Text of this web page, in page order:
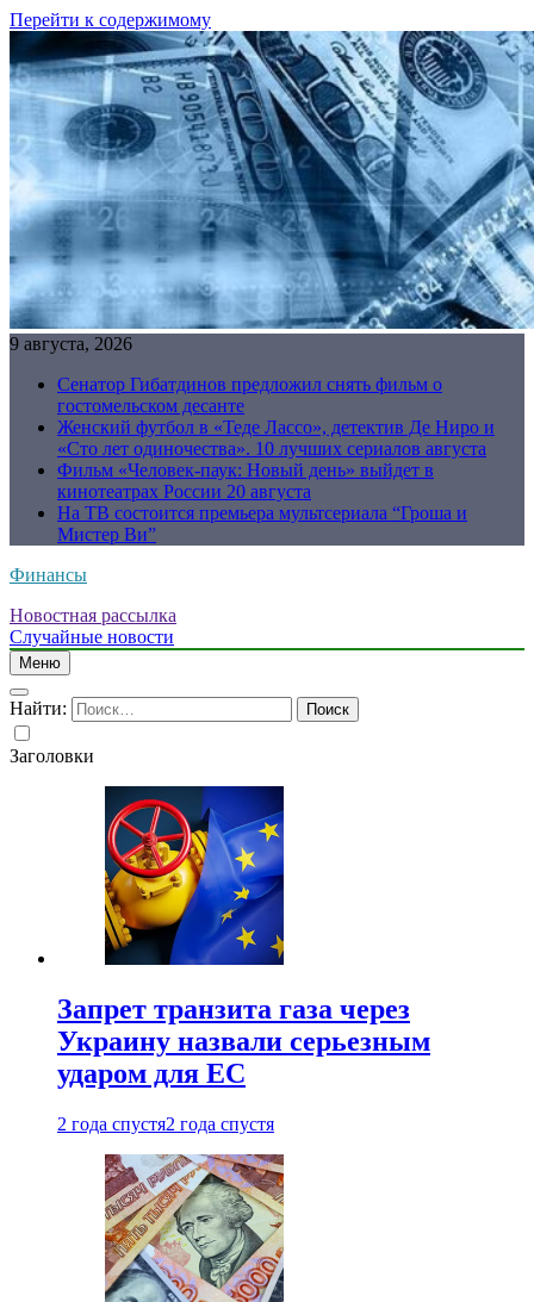
Перейти к содержимому
9 августа, 2026
Сенатор Гибатдинов предложил снять фильм о
гостомельском десанте
Женский футбол в «Теде Лассо», детектив Де Ниро и
«Сто лет одиночества». 10 лучших сериалов августа
Фильм «Человек-паук: Новый день» выйдет в
кинотеатрах России 20 августа
На ТВ состоится премьера мультсериала “Гроша и
Мистер Ви”
Финансы
Новостная рассылка
Случайные новости
Меню
Найти:
Заголовки
Запрет транзита газа через
Украину назвали серьезным
ударом для ЕС
2 года спустя2 года спустя